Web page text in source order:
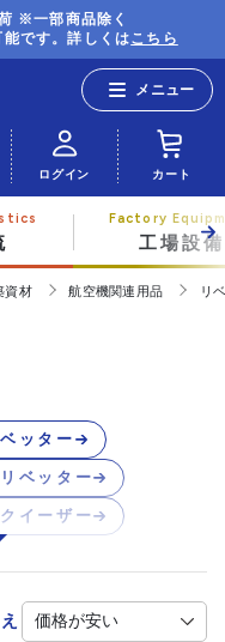
※一部商品除く
です。詳しくはこちら
ログイン カート
工場設備
資材 航空機関連用品 リ
ッター
ベッター
イーザー